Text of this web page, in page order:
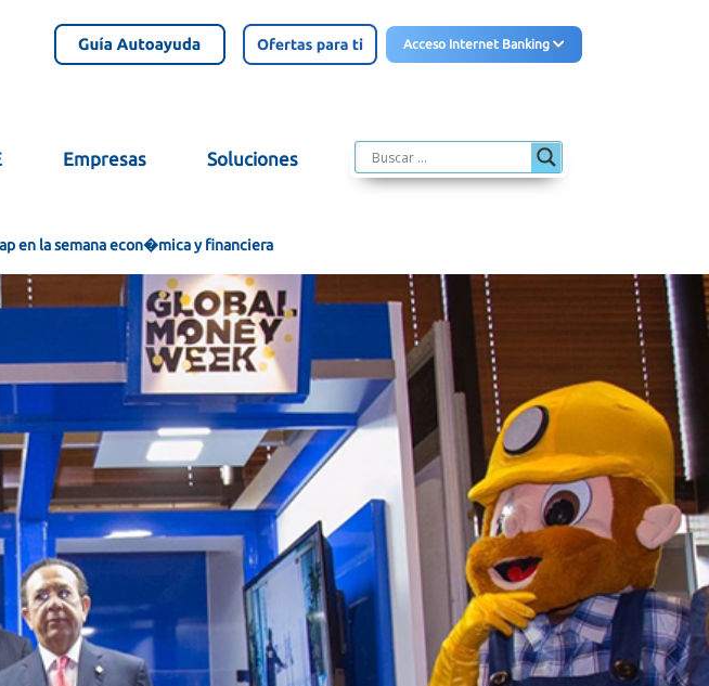
Acceso Internet Banking
Empresas Soluciones
en la semana econ�mica y financiera